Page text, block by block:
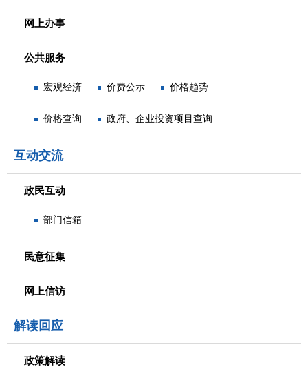
网上办事
公共服务
宏观经济 价费公示 价格趋势
价格查询 政府、企业投资项目查询
互动交流
政民互动
部门信箱
民意征集
网上信访
解读回应
政策解读